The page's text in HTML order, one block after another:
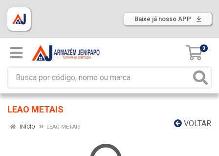
Baixe já nosso APP
0
LEAO METAIS
VOLTAR
INÍCIO LEAO METAIS